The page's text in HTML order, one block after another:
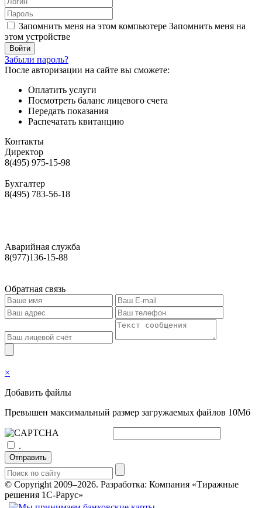
Запомнить меня на этом компьютере Запомнить меня на
этом устройстве
Забыли пароль?
После авторизации на сайте вы сможете:
Оплатить услуги
Посмотреть баланс лицевого счета
Передать показания
Распечатать квитанцию
Контакты
Директор
8(495) 975-15-98
Бухгалтер
8(495) 783-56-18
Аварийная служба
8(977)136-15-88
Обратная связь
×
Добавить файлы
Превышен максимальный размер загружаемых файлов 10Мб
.
Отправить
© Copyright 2009–2026. Разработка: Компания «Тиражные
решения 1С-Рарус»